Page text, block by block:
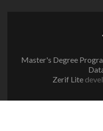
Master's Degree
Zerif Lite